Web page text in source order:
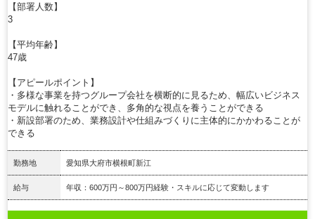
【部署人数】
3
【平均年齢】
47歳
【アピールポイント】
・多様な事業を持つグループ会社を横断的に見るため、幅広いビジネス
モデルに触れることができ、多角的な視点を養うことができる
・新設部署のため、業務設計や仕組みづくりに主体的にかかわることが
できる
勤務地 愛知県大府市横根町新江
給与 年収：600万円～800万円経験・スキルに応じて変動します